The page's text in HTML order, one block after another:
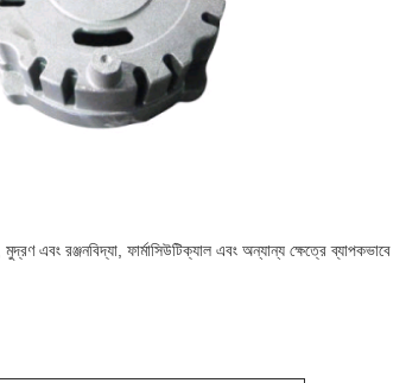
এবং রঞ্জনবিদ্যা, ফার্মাসিউটিক্যাল এবং অন্যান্য ক্ষেত্রে ব্যাপকভাবে